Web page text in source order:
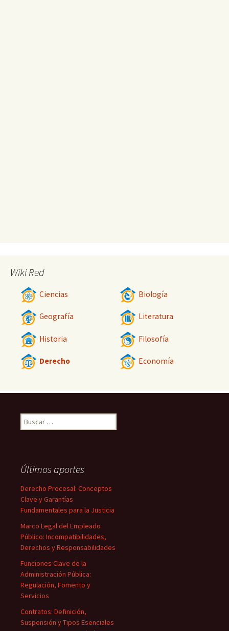
Wiki Red
Ciencias Biología
Geografía Literatura
Historia Filosofía
Derecho Economía
Buscar:
Últimos aportes
Derecho Procesal: Conceptos
Clave y Garantías
Fundamentales para la Justicia
Marco Legal del Empleado
Público: Incompatibilidades,
Derechos y Responsabilidades
Funciones Clave de la
Administración Pública:
Regulación, Fomento y
Servicios
Contratos: Definición,
Suspensión y Tipos Esenciales